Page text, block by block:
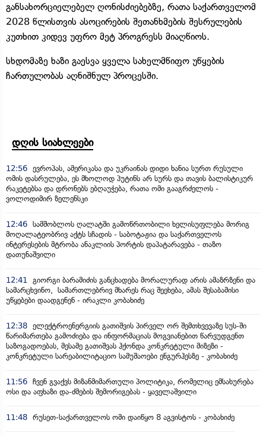
განსახორციელებელ ღონისძიებებზე, რათა საქართველომ
2028 წლისთვის ასოცირების შეთანხმების შესრულების
კუთხით კიდევ უფრო მეტ პროგრესს მიაღწიოს.
სხდომაზე ხაზი გაესვა ყველა სახელმწიფო უწყების
ჩართულობას აღნიშნულ პროცესში.
დღის სიახლეები
12:56 ევროპას, ამერიკასა და უკრაინას დიდი ხანია სურთ რუსული
ომის დასრულება, ეს მხოლოდ პუტინს არ სურს და თავის ბალისტიკურ
რაკეტებსა და დრონებს ებღაუჭება, რათა ომი გააგრძელოს -
ვოლოდიმირ ზელენსკი
12:46 სამშობლოს ღალატში გამოწრთობილი ხელისუფლება მორიგ
მოღალატეობრივ აქტს სჩადის - საბოტაჟია და საქართველოს
ინტერესების მტრობა ანაკლიის პორტის დაპატარავება - თაზო
დათუნაშვილი
12:41
გიორგი ბარამიძის განცხადება მორალურად არის ამაზრზენი და
სამარცხვინო, სამართლებრივ მხარეს რაც შეეხება, ამას შესაბამისი
უწყებები დაადგენენ - ირაკლი კობახიძე
12:38 ელექტროენერგიის გათიშვის პირველ ორ შემთხვევაზე სუს-ში
წარიმართება გამოძიება და ინფორმაციას მოგვიანებით წარვუდგენთ
საზოგადოებას, მესამე გათიშვას ჰქონდა კონკრეტული მიზეზი -
კონკრეტული სარეაბილიტაციო სამუშაოები ენგურჰესზე - კობახიძე
11:56 ჩვენ გვაქვს მიზანმიმართული პოლიტიკა, რომელიც ემსახურება
ოსი და აფხაზი და-ძმების შემორიგებას - ყაველაშვილი
11:48 რუსეთ-საქართველოს ომი დაიწყო 8 აგვისტოს - კობახიძე